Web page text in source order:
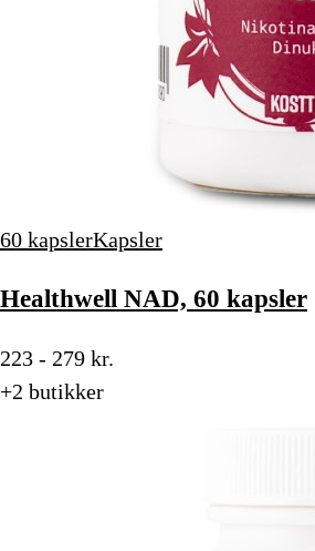
60 kapslerKapsler
Healthwell NAD, 60 kapsler
223 - 279 kr.
+2 butikker